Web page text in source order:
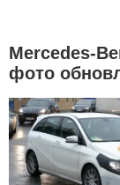
Mercedes-
фото